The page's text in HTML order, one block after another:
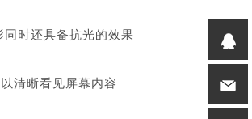
时还具备抗光的效果
清晰看见屏幕内容